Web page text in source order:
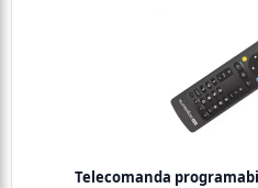
Telecomanda